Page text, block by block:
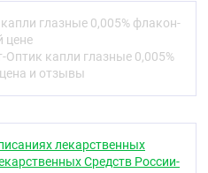
не оказывает
продукцию водянистой
барьер.
значимого
на сердечно-
системы.
глазные 0,005% флакон-
цене
Оптик капли глазные 0,005%
и отзывы
лекарственных
Средств России-